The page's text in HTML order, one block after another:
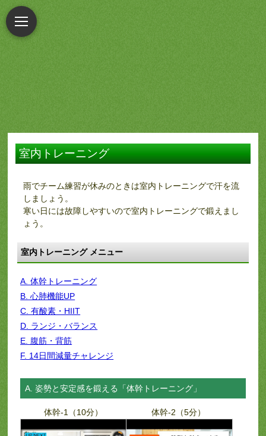
室内トレーニング
雨でチーム練習が休みのときは室内トレーニングで汗を流
しましょう。
寒い日には故障しやすいので室内トレーニングで鍛えまし
ょう。
室内トレーニング メニュー
A. 体幹トレーニング
B. 心肺機能UP
C. 有酸素・HIIT
D. ランジ・バランス
E. 腹筋・背筋
F. 14日間減量チャレンジ
A. 姿勢と安定感を鍛える「体幹トレーニング」
体幹-1（10分） 体幹-2（5分）